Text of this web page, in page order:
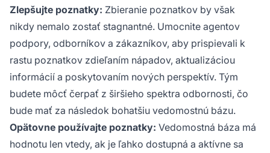
Zlepšujte poznatky: Zbieranie poznatkov by však
nikdy nemalo zostať stagnantné. Umocnite agentov
podpory, odborníkov a zákazníkov, aby prispievali k
rastu poznatkov zdieľaním nápadov, aktualizáciou
informácií a poskytovaním nových perspektív. Tým
budete môcť čerpať z širšieho spektra odbornosti, čo
bude mať za následok bohatšiu vedomostnú bázu.
Opätovne používajte poznatky: Vedomostná báza má
hodnotu len vtedy, ak je ľahko dostupná a aktívne sa